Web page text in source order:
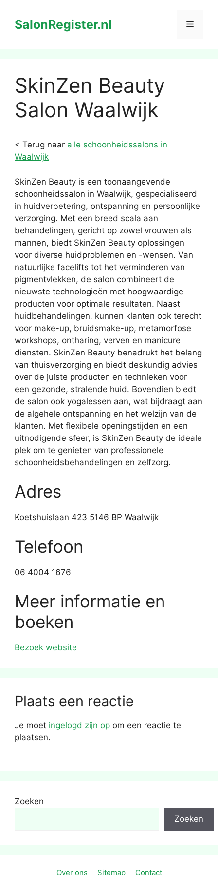
naarSalonRegister.nl Menu
SkinZen Beauty
Salon Waalwijk
< Terug naar alle schoonheidssalons in
Waalwijk
SkinZen Beauty is een toonaangevende
schoonheidssalon in Waalwijk, gespecialiseerd
in huidverbetering, ontspanning en persoonlijke
verzorging. Met een breed scala aan
behandelingen, gericht op zowel vrouwen als
mannen, biedt SkinZen Beauty oplossingen
voor diverse huidproblemen en -wensen. Van
natuurlijke facelifts tot het verminderen van
pigmentvlekken, de salon combineert de
nieuwste technologieën met hoogwaardige
producten voor optimale resultaten. Naast
huidbehandelingen, kunnen klanten ook terecht
voor make-up, bruidsmake-up, metamorfose
workshops, ontharing, verven en manicure
diensten. SkinZen Beauty benadrukt het belang
van thuisverzorging en biedt deskundig advies
over de juiste producten en technieken voor
een gezonde, stralende huid. Bovendien biedt
de salon ook yogalessen aan, wat bijdraagt aan
de algehele ontspanning en het welzijn van de
klanten. Met flexibele openingstijden en een
uitnodigende sfeer, is SkinZen Beauty de ideale
plek om te genieten van professionele
schoonheidsbehandelingen en zelfzorg.
Adres
Koetshuislaan 423 5146 BP Waalwijk
Telefoon
06 4004 1676
Meer informatie en
boeken
Bezoek website
Plaats een reactie
Je moet ingelogd zijn op om een reactie te
plaatsen.
Zoeken
Zoeken
Over ons Sitemap Contact